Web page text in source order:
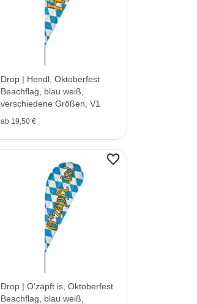
Drop | Hendl, Oktoberfest
Beachflag, blau weiß,
verschiedene Größen, V1
ab 19,50 €
Drop | O’zapft is, Oktoberfest
Beachflag, blau weiß,